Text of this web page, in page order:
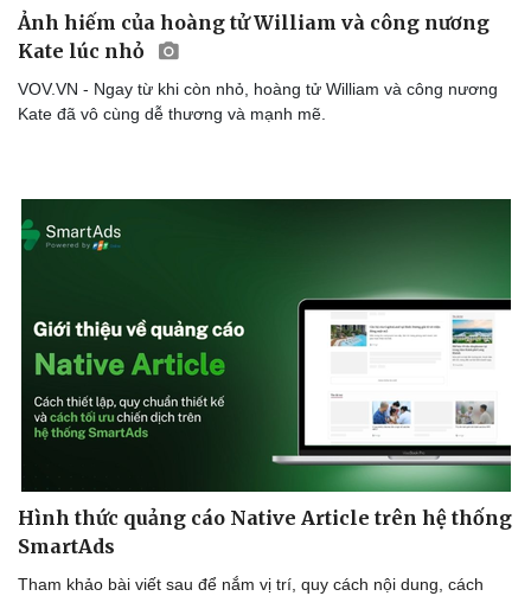
Thể thao
Thế giới thể thao
Hậu trường
Xe máy
Tư vấn
Ảnh hiếm của hoàng tử William và công nương
Kate lúc nhỏ
VOV.VN - Ngay từ khi còn nhỏ, hoàng tử William và công nương
Kate đã vô cùng dễ thương và mạnh mẽ.
Hình thức quảng cáo Native Article trên hệ thống
SmartAds
Tham khảo bài viết sau để nắm vị trí, quy cách nội dung, cách